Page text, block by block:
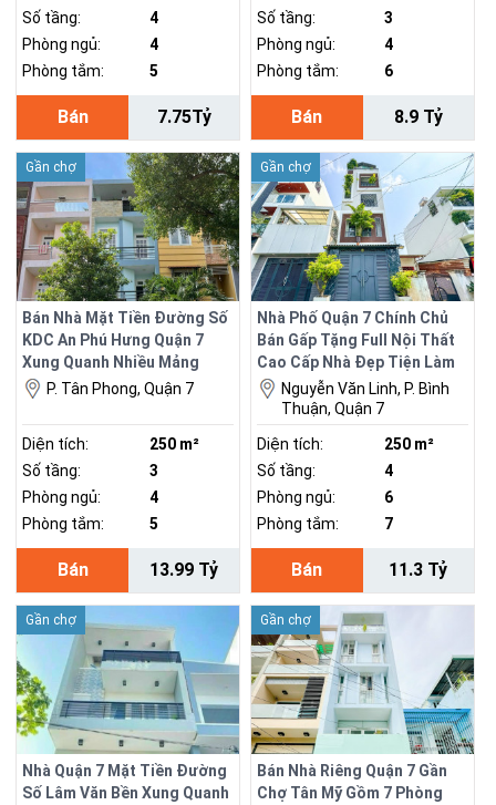
Số tầng:
4
Phòng ngủ:
4
Phòng tắm:
5
Bán 7.75Tỷ
Số tầng:
3
Phòng ngủ:
4
Phòng tắm:
6
Bán 8.9 Tỷ
Bán Nhà Mặt Tiền Đường Số
KDC An Phú Hưng Quận 7
Xung Quanh Nhiều Mảng
Xanh Sống Tiện Nghi
P. Tân Phong, Quận 7
Diện tích:
250 m²
Số tầng:
3
Phòng ngủ:
4
Phòng tắm:
5
Bán 13.99 Tỷ
Gần chợ
Nhà Phố Quận 7 Chính Chủ
Bán Gấp Tặng Full Nội Thất
Cao Cấp Nhà Đẹp Tiện Làm
Văn Phòng Hoặc Cho Thuê
Nguyễn Văn Linh, P. Bình
Thuận, Quận 7
Diện tích:
250 m²
Số tầng:
4
Phòng ngủ:
6
Phòng tắm:
7
Bán 11.3 Tỷ
Gần chợ
Nhà Quận 7 Mặt Tiền Đường
Số Lâm Văn Bền Xung Quanh
Gần chợ
Bán Nhà Riêng Quận 7 Gần
Chợ Tân Mỹ Gồm 7 Phòng
Gần chợ